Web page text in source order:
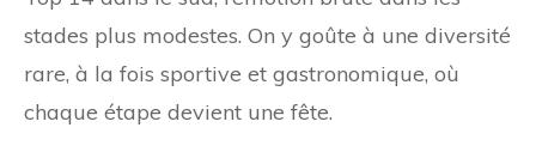
stades plus modestes. On y goûte à une diversité
rare, à la fois sportive et gastronomique, où
chaque étape devient une fête.